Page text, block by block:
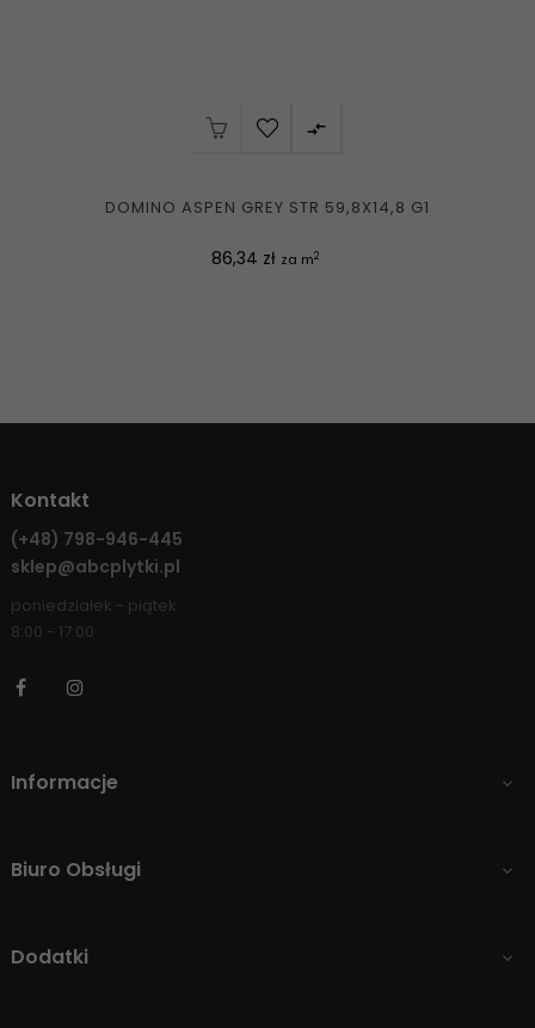

DOMINO ASPEN GREY STR 59,8X14,8 G1
Cena
86,34 zł za m2
Kontakt
(+48) 798-946-445
sklep@abcplytki.pl
poniedziałek - piątek
8:00 - 17:00
Facebook
Informacje 
Biuro Obsługi 
Dodatki 